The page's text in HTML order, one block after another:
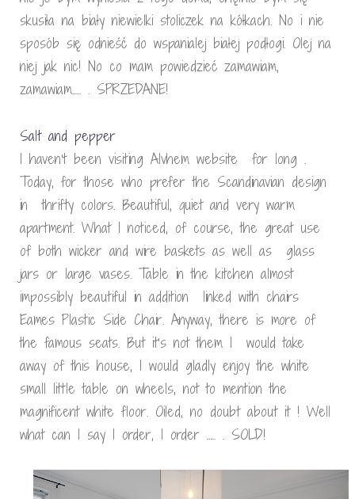
skusiła na biały niewielki stoliczek na kółkach. No i nie
sposób się odnieść do wspanialej białej podłogi. Olej na
niej jak nic! No co mam powiedzieć zamawiam,
zamawiam….. . SPRZEDANE!
Salt and pepper
I haven’t been visiting Alvhem website for long .
Today, for those who prefer the Scandinavian design
in thrifty colors. Beautiful, quiet and very warm
apartment. What I noticed, of course, the great use
of both wicker and wire baskets as well as glass
jars or large vases. Table in the kitchen almost
impossibly beautiful in addition linked with chairs
Eames Plastic Side Chair. Anyway, there is more of
the famous seats. But it’s not them I would take
away of this house, I would gladly enjoy the white
small little table on wheels, not to mention the
magnificent white floor. Oiled, no doubt about it ! Well
what can I say I order, I order ….. . SOLD!